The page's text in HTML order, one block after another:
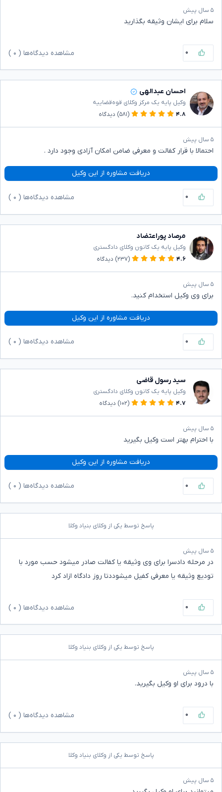
۵ سال پیش
سلام برای ایشان وثیقه بگذارید
۰ مشاهده دیدگاه‌ها ( ۰
احسان عبدالهی
وکیل پایه یک مرکز وکلای قوه‌قضاییه
۴.۸
(۵۸۱) دیدگاه
۵ سال پیش
احتمالا با قرار کفالت و معرفی ضامن امکان آزادی وجود دارد .
دریافت مشاوره از این وکیل
۰ مشاهده دیدگاه‌ها ( ۰
مرصاد پوراعتضاد
وکیل پایه یک کانون وکلای دادگستری
۴.۶
(۲۳۷) دیدگاه
۵ سال پیش
برای وی وکیل استخدام کنید.
دریافت مشاوره از این وکیل
۰ مشاهده دیدگاه‌ها ( ۰
سید رسول قاضی
وکیل پایه یک کانون وکلای دادگستری
۴.۷
(۱۰۲) دیدگاه
۵ سال پیش
با احترام بهتر است وکیل بگیرید
دریافت مشاوره از این وکیل
۰ مشاهده دیدگاه‌ها ( ۰
پاسخ توسط یکی از وکلای بنیاد وکلا
۵ سال پیش
در مرحله دادسرا برای وی وثیقه یا کفالت صادر میشود حسب مورد با
تودیع وثیقه یا معرفی کفیل میشوددتا روز دادگاه ازاد کرد
۰ مشاهده دیدگاه‌ها ( ۰
پاسخ توسط یکی از وکلای بنیاد وکلا
۵ سال پیش
با درود برای‌ او وکیل بگیرید.
۰ مشاهده دیدگاه‌ها ( ۰
پاسخ توسط یکی از وکلای بنیاد وکلا
۵ سال پیش